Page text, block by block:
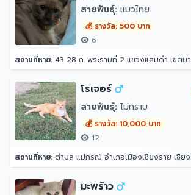
สายพันธุ์: แมวไทย
💰 รางวัล: 500 บาท
6
สถานที่หาย: 43 28 ถ. พระรามที่ 2 แขวงแสมดำ เขตบางขุนเทียน
โรเจอร์
สายพันธุ์: ไม่ทราบ
💰 รางวัล: 10,000 บาท
12
สถานที่หาย: ตำบล แม่กรณ์ อำเภอเมืองเชียงราย เชีย
มะพร้าว